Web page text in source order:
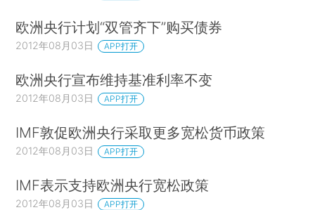
欧洲央行计划“双管齐下”购买债券
2012年08月03日 APP打开
欧洲央行宣布维持基准利率不变
2012年08月03日 APP打开
IMF敦促欧洲央行采取更多宽松货币政策
2012年08月03日 APP打开
IMF表示支持欧洲央行宽松政策
2012年08月03日 APP打开